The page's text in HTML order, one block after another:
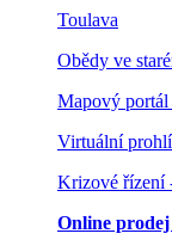
Toulava
Obědy ve
Mapový
Virtuální
Krizové řízení
Online